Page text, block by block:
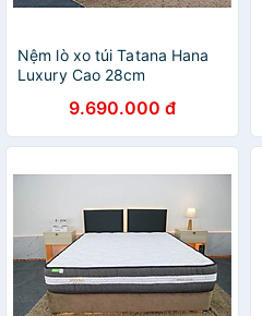
Nệm lò xo túi Tatana Hana
Luxury Cao 28cm
9.690.000 đ